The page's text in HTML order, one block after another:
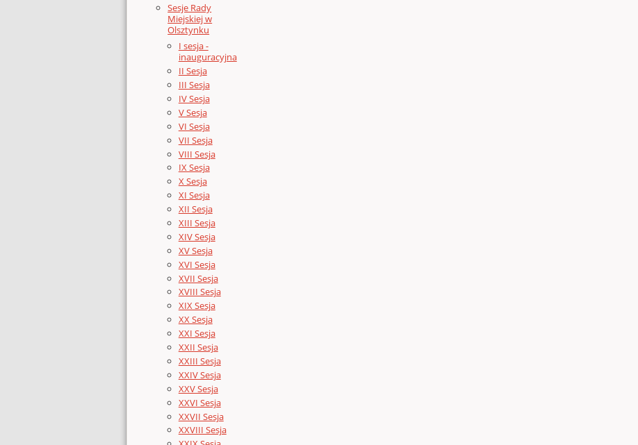
Sesje Rady
Miejskiej w
Olsztynku
I sesja -
inauguracyjna
II Sesja
III Sesja
IV Sesja
V Sesja
VI Sesja
VII Sesja
VIII Sesja
IX Sesja
X Sesja
XI Sesja
XII Sesja
XIII Sesja
XIV Sesja
XV Sesja
XVI Sesja
XVII Sesja
XVIII Sesja
XIX Sesja
XX Sesja
XXI Sesja
XXII Sesja
XXIII Sesja
XXIV Sesja
XXV Sesja
XXVI Sesja
XXVII Sesja
XXVIII Sesja